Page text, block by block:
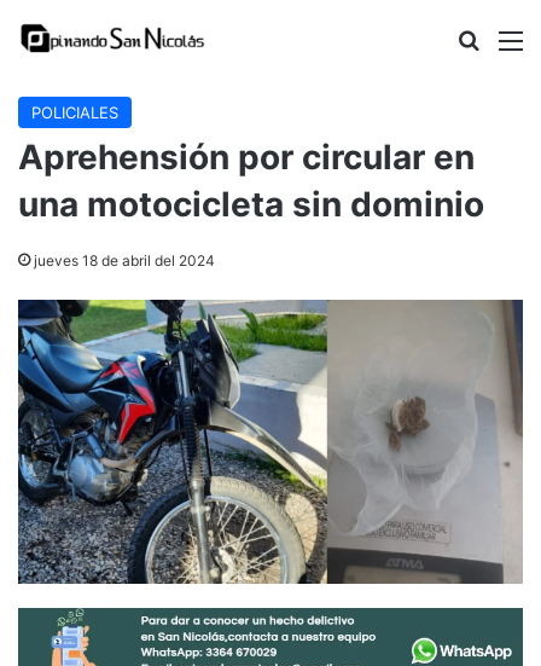
Buscar
POLICIALES
Aprehensión por circular en
una motocicleta sin dominio
jueves 18 de abril del 2024